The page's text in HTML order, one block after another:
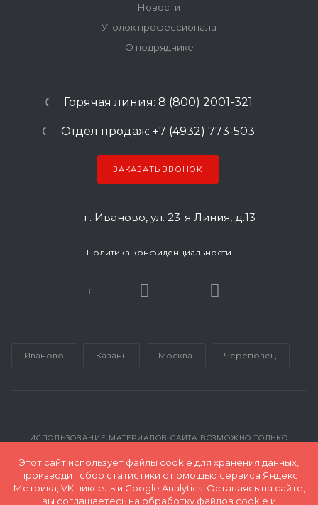
Новости
Уголок профессионала
О подрядчике
Горячая линия: 8 (800) 2001-321
Отдел продаж: +7 (4932) 773-503
ЗАКАЗАТЬ ЗВОНОК
г. Иваново, ул. 23-я Линия, д.13
Политика конфиденциальности
Иваново Казань Москва Череповец
ИСПОЛЬЗОВАНИЕ МАТЕРИАЛОВ САЙТА ВОЗМОЖНО ТОЛЬКО
© 2026 Все права защищены и принадлежат ООО "Полимер
Этот сайт использует файлы cookie для хранения данных,
производит сбор статистики с помощью сервиса Яндекс
Метрика, VK пиксель и Google Analytics. Оставаясь на сайте,
вы соглашаетесь на обработку файлов cookie и